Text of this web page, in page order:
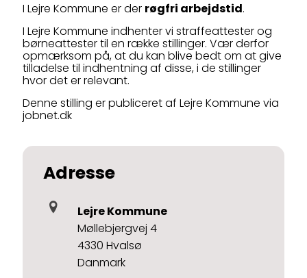
I Lejre Kommune er der røgfri arbejdstid.
I Lejre Kommune indhenter vi straffeattester og
børneattester til en række stillinger. Vær derfor
opmærksom på, at du kan blive bedt om at give
tilladelse til indhentning af disse, i de stillinger
hvor det er relevant.
Denne stilling er publiceret af Lejre Kommune via
jobnet.dk
Adresse
Lejre Kommune
Møllebjergvej 4
4330 Hvalsø
Danmark